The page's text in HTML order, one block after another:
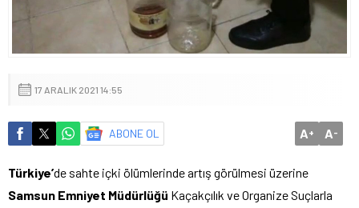
17 ARALIK 2021 14:55
ABONE OL A+ A-
Türkiye’de sahte içki ölümlerinde artış görülmesi üzerine
Samsun Emniyet Müdürlüğü Kaçakçılık ve Organize Suçlarla